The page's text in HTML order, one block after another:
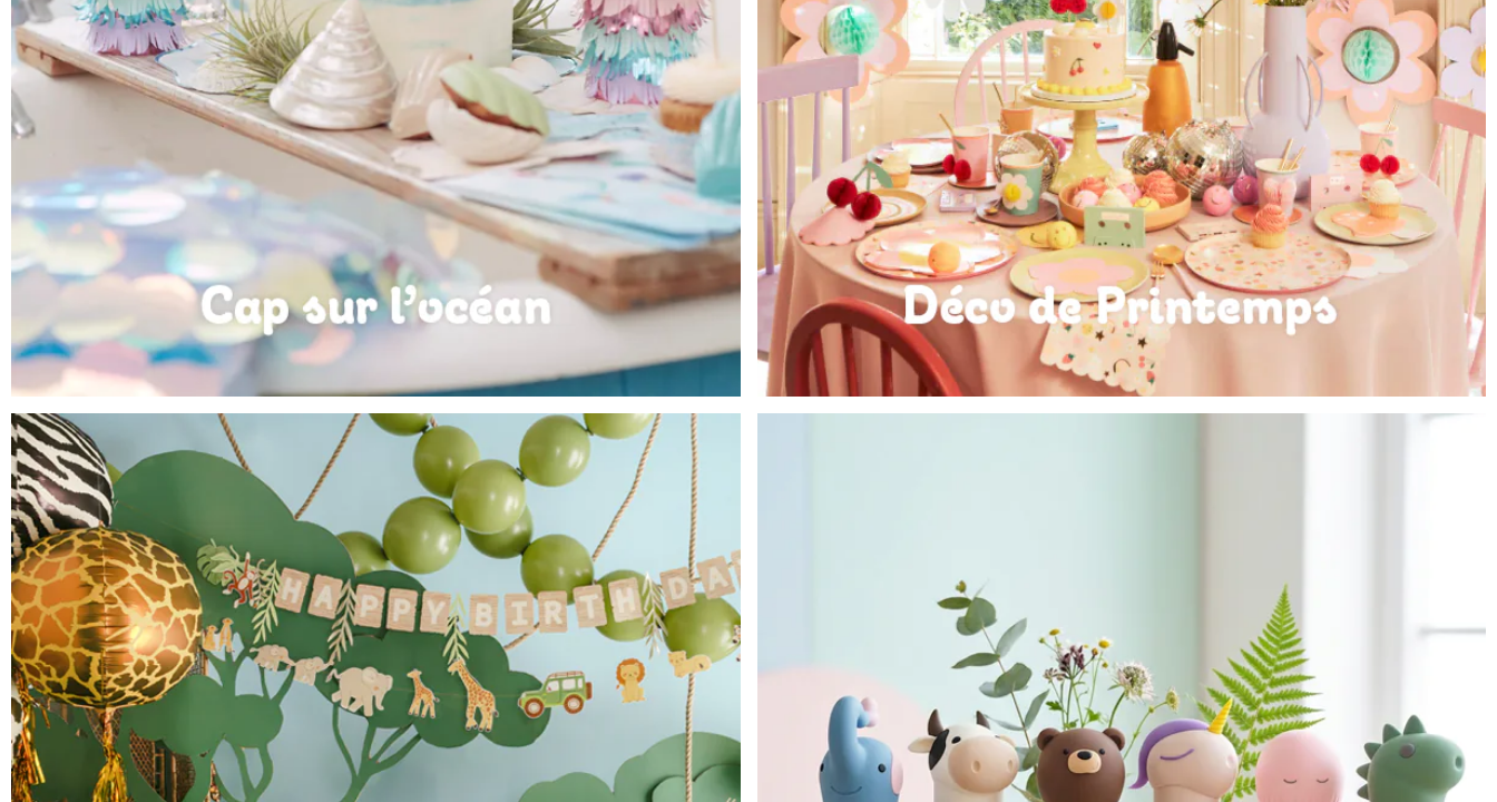
Anniversaire Mer et Océan Déco de Printemps
Infos et conditions des offres